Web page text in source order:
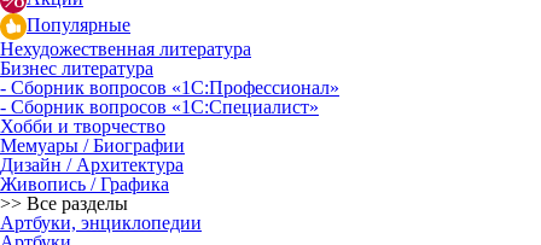
Популярные
Нехудожественная литература
Бизнес литература
- Сборник вопросов «1С:Профессионал»
- Сборник вопросов «1С:Специалист»
Хобби и творчество
Мемуары / Биографии
Дизайн / Архитектура
Живопись / Графика
>> Все разделы
Артбуки, энциклопедии